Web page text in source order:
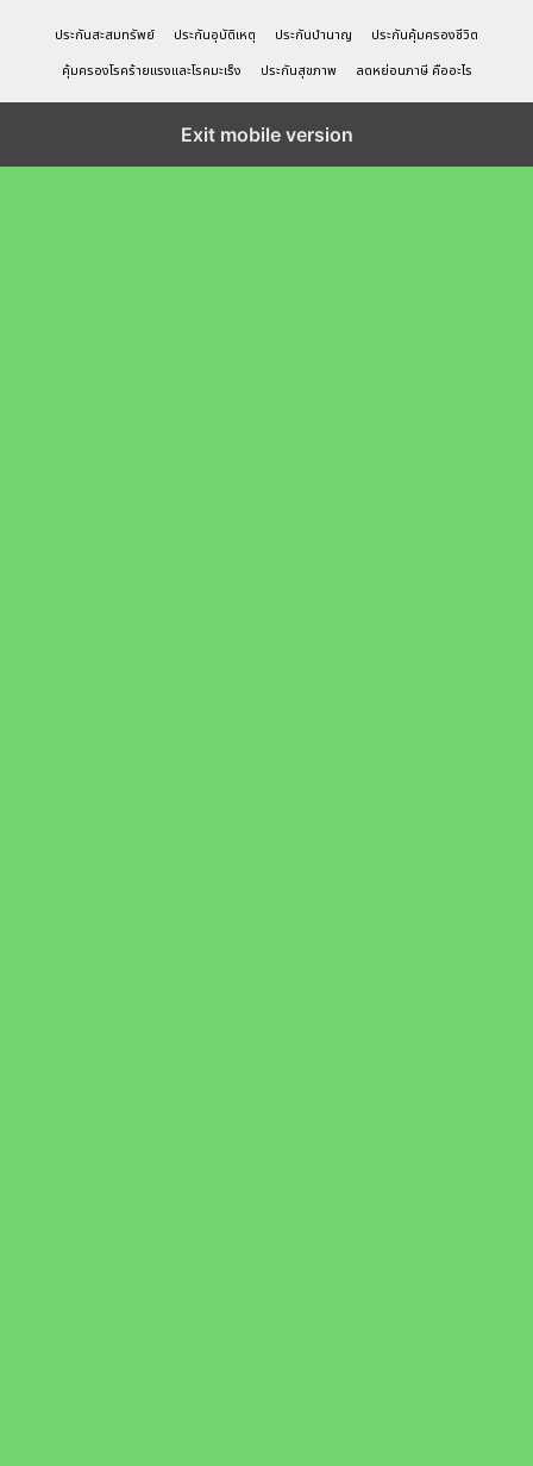
ประกันสะสมทรัพย์ ประกันอุบัติเหตุ ประกันบำนาญ
ประกันคุ้มครองชีวิต
คุ้มครองโรคร้ายแรงและโรคมะเร็ง
ประกันสุขภาพ ลดหย่อนภาษี คืออะไร
Exit mobile version